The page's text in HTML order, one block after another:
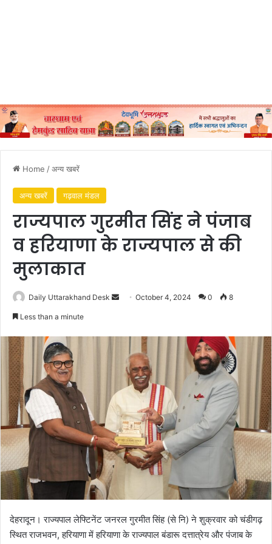
Home /अन्य खबरें
अन्य खबरें गढ़वाल मंडल
राज्यपाल गुरमीत सिंह ने पंजाब
व हरियाणा के राज्यपाल से की
मुलाकात
Daily Uttarakhand Desk
a
i
l
October 4, 2024 0 8
Less than a minute
देहरादून। राज्यपाल लेफ्टिनेंट जनरल गुरमीत सिंह (से नि) ने शुक्रवार को चंडीगढ़
स्थित राजभवन, हरियाणा में हरियाणा के राज्यपाल बंडारू दत्तात्रेय और पंजाब के